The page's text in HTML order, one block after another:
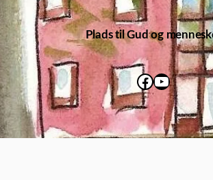
Plads til Gud og
Facebook
YouTube